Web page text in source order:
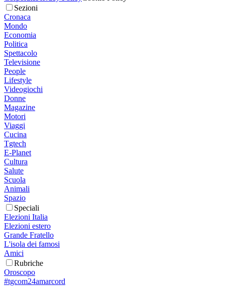
Sezioni
Cronaca
Mondo
Economia
Politica
Spettacolo
Televisione
People
Lifestyle
Videogiochi
Donne
Magazine
Motori
Viaggi
Cucina
Tgtech
E-Planet
Cultura
Salute
Scuola
Animali
Spazio
Speciali
Elezioni Italia
Elezioni estero
Grande Fratello
L'isola dei famosi
Amici
Rubriche
Oroscopo
#tgcom24amarcord